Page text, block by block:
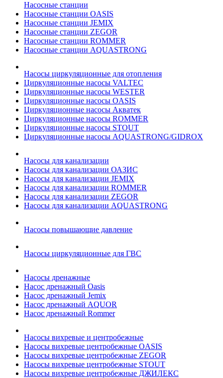
Насосные станции
Насосные станции OASIS
Насосные станции JEMIX
Насосные станции ZEGOR
Насосные станции ROMMER
Насосные станции AQUASTRONG
Насосы циркуляционные для отопления
Циркуляционные насосы VALTEC
Циркуляционные насосы WESTER
Циркуляционные насосы OASIS
Циркуляционные насосы Акватек
Циркуляционные насосы ROMMER
Циркуляционные насосы STOUT
Циркуляционные насосы AQUASTRONG/GIDROX
Насосы для канализации
Насосы для канализации ОАЗИС
Насосы для канализации JEMIX
Насосы для канализации ROMMER
Насосы для канализации ZEGOR
Насосы для канализации AQUASTRONG
Насосы повышающие давление
Насосы циркуляционные для ГВС
Насосы дренажные
Насос дренажный Oasis
Насос дренажный Jemix
Насос дренажный AQUOR
Насос дренажный Rommer
Насосы вихревые и центробежные
Насосы вихревые центробежные OASIS
Насосы вихревые центробежные ZEGOR
Насосы вихревые центробежные STOUT
Насосы вихревые центробежные ДЖИЛЕКС